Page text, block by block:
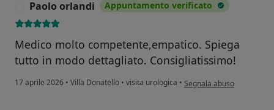
Paolo orlandi Appuntamento verificato
Medico molto competente,empatico. Spiega
tutto in modo dettagliato. Consigliatissimo!
17 aprile 2026 • Villa Donatello • visita urologica • secondo l'opinione
Segnala abuso